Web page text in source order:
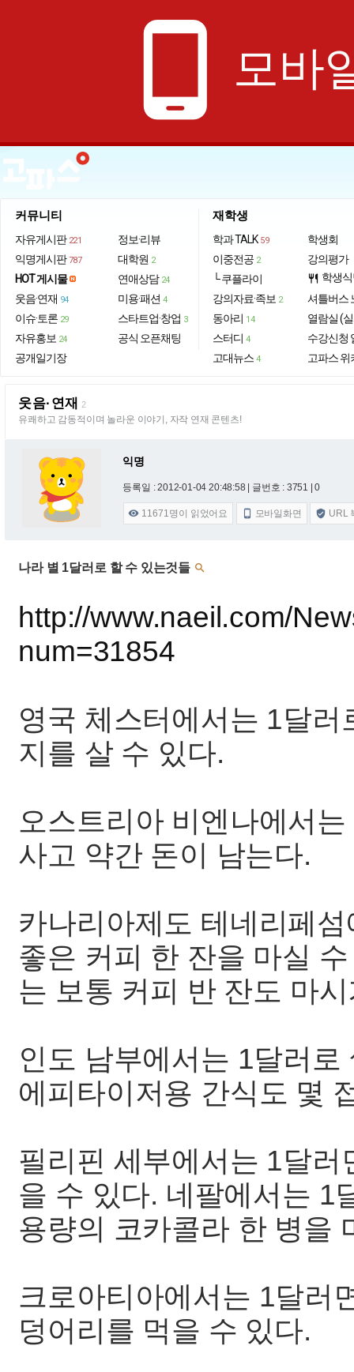
phone_android 모바
커뮤니티
자유게시판 221
익명게시판 787
HOT 게시물
웃음·연재 94
이슈·토론 29
자유홍보 24
공개일기장
정보·리뷰
대학원 2
연애상담 24
미용·패션 4
스타트업·창업 3
공식 오픈채팅
재학생
학과 TALK 59
이중전공 2
└ 쿠플라이
강의자료·족보 2
동아리 14
스터디 4
고대뉴스 4
학생회
강의평가
restaurant 학생
셔틀버스
열람실 (
수강신청
고파스 위
웃음·연재 2
유쾌하고 감동적이며 놀라운 이야기, 자작 연재 콘텐츠!
익명
등록일 : 2012-01-04 20:48:58 | 글번호 : 3751 | 0
 11671명이 읽었어요  모바일화면  URL
나라 별 1달러로 할 수 있는것들 
http://www.naeil.com/
num=31854
영국 체스터에서는 1달
지를 살 수 있다.
오스트리아 비엔나에서는
사고 약간 돈이 남는다.
카나리아제도 테네리페
좋은 커피 한 잔을 마실
는 보통 커피 반 잔도 마
인도 남부에서는 1달러
에피타이저용 간식도 몇
필리핀 세부에서는 1달
을 수 있다. 네팔에서는 1
용량의 코카콜라 한 병을
크로아티아에서는 1달러
덩어리를 먹을 수 있다.